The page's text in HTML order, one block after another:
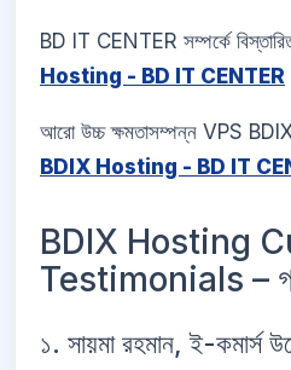
BD IT CENTER সম্পর্কে
Hosting - BD IT CENTER
আরো উচ্চ ক্ষমতাসম্পন্ন VPS
BDIX Hosting - BD IT
BDIX Hosting
Testimonials –
১. সায়মা রহমান, ই-কমার্স